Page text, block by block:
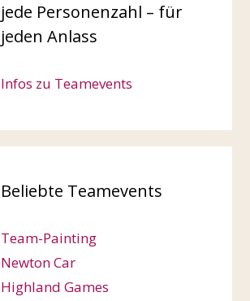
jede Personenzahl – für
jeden Anlass
Infos zu Teamevents
Beliebte Teamevents
Team-Painting
Newton Car
Highland Games